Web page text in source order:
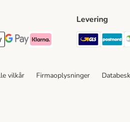
Method
Payment Method
Google Pay Payment Method
Klarna Payment Method
Levering
GLS
vilkår Firmaoplysninger